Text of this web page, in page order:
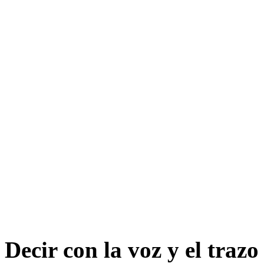
Decir con la voz y el trazo